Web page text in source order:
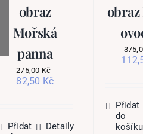
obraz
Mořská
panna
275,00Kč
Původní
82,50 KčAktuální
Přidat
Detaily
Přidat
do
košíku